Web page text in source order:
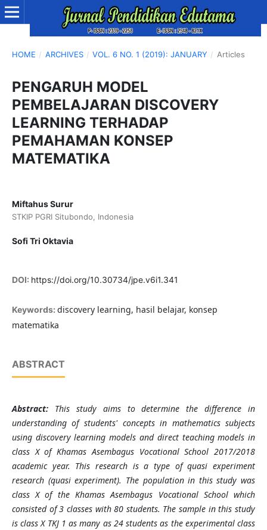
HOME / ARCHIVES / VOL. 6 NO. 1 (2019): JANUARY / Articles
PENGARUH MODEL
PEMBELAJARAN DISCOVERY
LEARNING TERHADAP
PEMAHAMAN KONSEP
MATEMATIKA
Miftahus Surur
STKIP PGRI Situbondo, Indonesia
Sofi Tri Oktavia
DOI: https://doi.org/10.30734/jpe.v6i1.341
Keywords: discovery learning, hasil belajar, konsep
matematika
ABSTRACT
Abstract: This study aims to determine the difference in
understanding of students' concepts in mathematics subjects
using discovery learning models and direct teaching models in
class X of Khamas Asembagus Vocational School 2017/2018
academic year. This research is a type of quasi experiment
research (quasi experiment). The population in this study was
class X of the Khamas Asembagus Vocational School which
consisted of 3 classes with 80 students. The sample in this study
is class X TKJ 1 as many as 24 students as the experimental class